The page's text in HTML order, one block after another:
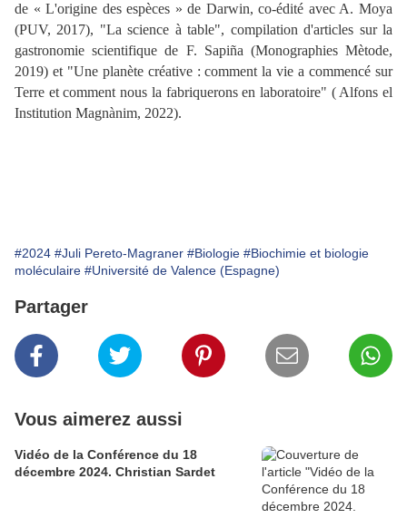
de « L'origine des espèces » de Darwin, co-édité avec A. Moya
(PUV, 2017), "La science à table", compilation d'articles sur la
gastronomie scientifique de F. Sapiña (Monographies Mètode,
2019) et "Une planète créative : comment la vie a commencé sur
Terre et comment nous la fabriquerons en laboratoire" ( Alfons el
Institution Magnànim, 2022).
#2024 #Juli Pereto-Magraner #Biologie #Biochimie et biologie
moléculaire #Université de Valence (Espagne)
Partager
Vous aimerez aussi
Vidéo de la Conférence du 18
décembre 2024. Christian Sardet